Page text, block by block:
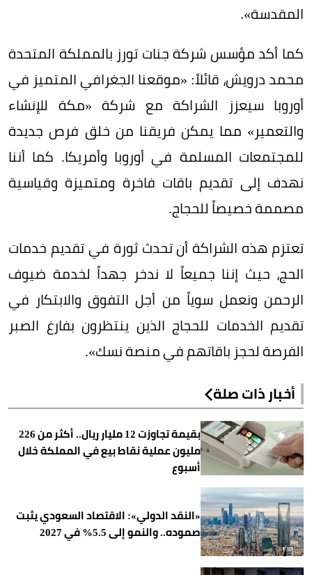
المقدسة».
كما أكد مؤسس شركة جنات تورز بالمملكة المتحدة
محمد درويش، قائلاً: «موقعنا الجغرافي المتميز في
أوروبا سيعزز الشراكة مع شركة «مكة للإنشاء
والتعمير» مما يمكن فريقنا من خلق فرص جديدة
للمجتمعات المسلمة في أوروبا وأمريكا. كما أننا
نهدف إلى تقديم باقات فاخرة ومتميزة وقياسية
مصممة خصيصاً للحجاج.
تعتزم هذه الشراكة أن تحدث ثورة في تقديم خدمات
الحج، حيث إننا جميعاً لا ندخر جهداً لخدمة ضيوف
الرحمن ونعمل سوياً من أجل التفوق والابتكار في
تقديم الخدمات للحجاج الذين ينتظرون بفارغ الصبر
الفرصة لحجز باقاتهم في منصة نسك».
أخبار ذات صلة
بقيمة تجاوزت 12 مليار ريال.. أكثر من 226
مليون عملية نقاط بيع في المملكة خلال
أسبوع
«النقد الدولي»: الاقتصاد السعودي يثبت
صموده.. والنمو إلى 5.5% في 2027